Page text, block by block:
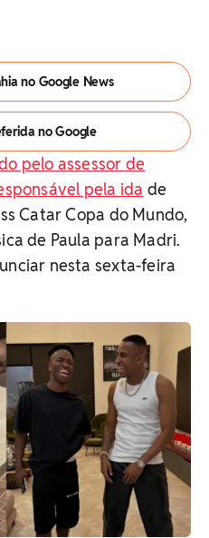
no Google News
no Google
pelo assessor de
pela ida de
Catar Copa do Mundo,
de Paula para Madri.
nesta sexta-feira